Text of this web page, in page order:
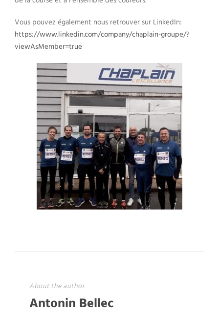
Vous pouvez également nous retrouver sur LinkedIn:
https://www.linkedin.com/company/chaplain-groupe/?
viewAsMember=true
About the author
Antonin Bellec